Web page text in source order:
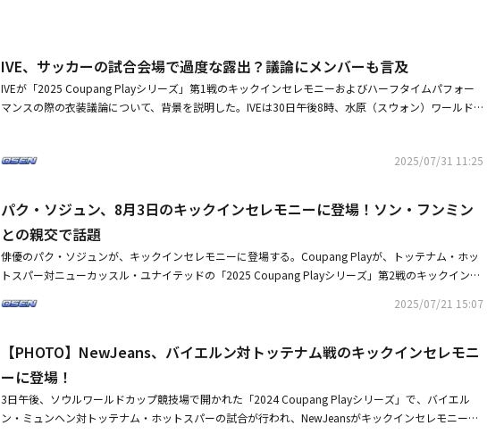
IVE、サッカーの試合会場で過度な露出？議論にメンバーも言及
IVEが「2025 Coupang Playシリーズ」第1戦のキックインセレモニーおよびハーフタイムパフォー
マンスの際の衣装議論について、背景を説明した。IVEは30日午後8時、水原（スウォン）ワールド
ップ2024-25」の優勝チームであるニューカッスル・ユナイテッドの戦いでIVEは試合が始まる前
際、彼女たちの衣装がネット上で話題になった。メンバーたちはそれぞれのスタイルに合わせてアレ
ンジしたユニフォームを着用していたが、「公式行事であるキックインセレモニーにはふさわしくな
いのでは」との声が上がった。彼女たちは太ももが見えるホットパンツ姿で、一部のメンバーはイン
ナーを着用していないようにも見えた。さらにユジン、イソ、レイはユニフォームの片側を下ろして
肩を露出し、ウォニョンはユニフォーム全体をチューブトップ型のワンピースにリメイクしてボディ
イムパフォーマンスを行ったIVEに対し、ネットユーザーから「パフォーマンス中もやりづらそうだ
たように思える」として、過剰な反応ではないかと擁護する意見も見られた。しかし、ファンの怒り
は衣装を用意したスタイリストや所属事務所に向けられ、中国のファンは声明文を発表し、正式に抗
議の意を示した。中国のファンは「本日のキックインセレモニーでSTARSHIPがウォニョンに着せた
衣装は、過度に身体に密着し、露出が激しく、自然な動きを妨げるものだった」と主張し、他のメン
バーと比べても露出が目立ったウォニョンの衣装に問題があると指摘した。そして「ウォニョン本人
2025/07/31 11:25
パク・ソジュン、8月3日のキックインセレモニーに登場！ソン・フンミン
との親交で話題
俳優のパク・ソジュンが、キックインセレモニーに登場する。Coupang Playが、トッテナム・ホッ
トスパー対ニューカッスル・ユナイテッドの「2025 Coupang Playシリーズ」第2戦のキックインセ
主将ソン・フンミンと親しいことで有名だ。8月3日、ソウルワールドカップ競技場で開催される「2
し、サッカーファンの熱い関心を改めて証明した。ここに、2NE1のハーフタイムスペシャル公演ま
で確定した。第2戦のキックインセレモニーに登場するパク・ソジュンは「サッカーファンとして好
きだった2つのチームの試合を、韓国国内で観戦できて嬉しい」とし「現場でファンと一緒に熱心に
応援したい」と心境を伝えた。ソウルワールドカップ競技場には「Coupang Playシリーズ」ならで
はの体験のための様々なプログラムも運営される。チームを応援できるファンゾーンをはじめ、トロ
2025/07/21 15:07
【PHOTO】NewJeans、バイエルン対トッテナム戦のキックインセレモニ
ーに登場！
3日午後、ソウルワールドカップ競技場で開かれた「2024 Coupang Playシリーズ」で、バイエル
ン・ミュンヘン対トッテナム・ホットスパーの試合が行われ、NewJeansがキックインセレモニーと